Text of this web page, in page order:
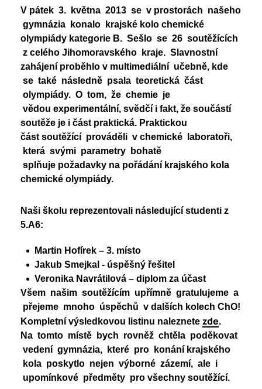
Studentský parlament
PoŠkole
GeoKecy
Křenoviny
Křenka Hub
DofE
Nadační fond
Školská rada
Vzory žádostí
Dokumenty školy
Historie školy
V pátek 3. května 2013 se v prostorách našeho
gymnázia konalo krajské kolo chemické
olympiády kategorie B. Sešlo se 26 soutěžících
z celého Jihomoravského kraje. Slavnostní
zahájení proběhlo v multimediální učebně, kde
se také následně psala teoretická část
olympiády. O tom, že chemie je
vědou experimentální, svědčí i fakt, že součástí
soutěže je i část praktická. Praktickou
část soutěžící prováděli v chemické laboratoři,
která svými parametry bohatě
splňuje požadavky na pořádání krajského kola
chemické olympiády.
Naši školu reprezentovali následující studenti z
5.A6:
Martin Hofírek – 3. místo
Jakub Smejkal - úspěšný řešitel
Veronika Navrátilová – diplom za účast
Všem našim soutěžícím upřímně gratulujeme a
přejeme mnoho úspěchů v dalších kolech ChO!
Kompletní výsledkovou listinu naleznete zde.
Na tomto místě bych rovněž chtěla poděkovat
vedení gymnázia, které pro konání krajského
kola poskytlo nejen výborné zázemí, ale i
upomínkové předměty pro všechny soutěžící.